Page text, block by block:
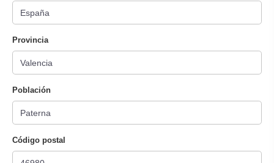
Provincia
Población
Código postal